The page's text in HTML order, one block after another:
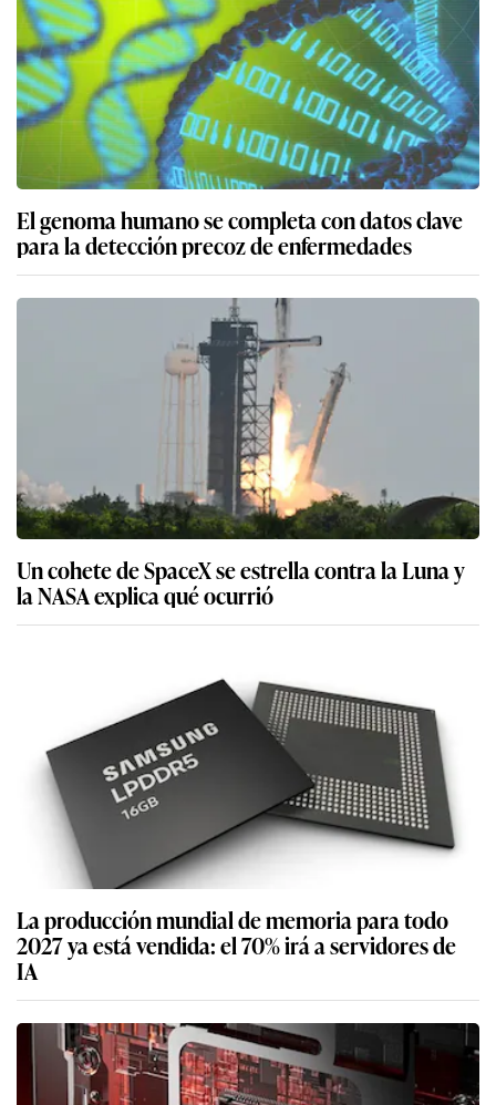
El genoma humano se completa con datos clave
para la detección precoz de enfermedades
Un cohete de SpaceX se estrella contra la Luna y
la NASA explica qué ocurrió
La producción mundial de memoria para todo
2027 ya está vendida: el 70% irá a servidores de
IA